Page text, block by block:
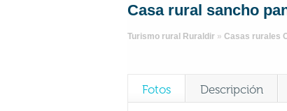
Casa rural sancho
Turismo rural Ruraldir » Casas rurales
Fotos Descripción